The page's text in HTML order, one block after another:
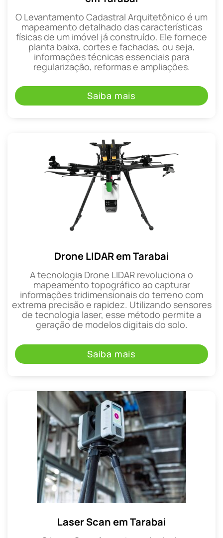
O Levantamento Cadastral Arquitetônico é um
mapeamento detalhado das características
físicas de um imóvel já construído. Ele fornece
planta baixa, cortes e fachadas, ou seja,
informações técnicas essenciais para
regularização, reformas e ampliações.
Saiba mais
Drone LIDAR em Tarabai
A tecnologia Drone LIDAR revoluciona o
mapeamento topográfico ao capturar
informações tridimensionais do terreno com
extrema precisão e rapidez. Utilizando sensores
de tecnologia laser, esse método permite a
geração de modelos digitais do solo.
Saiba mais
Laser Scan em Tarabai